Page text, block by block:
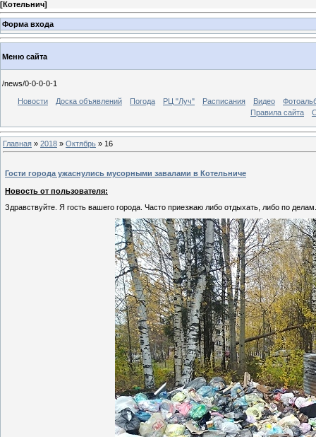
[Котельнич]
Форма входа
Меню сайта
/news/0-0-0-0-1
Новости Доска объявлений Погода РЦ "Луч" Расписания Видео
Правила сайта
Главная » 2018 » Октябрь » 16
Гости города ужаснулись мусорными завалами в Котельниче
Новость от пользователя:
Здравствуйте. Я гость вашего города. Часто приезжаю либо отдыхать, либо по